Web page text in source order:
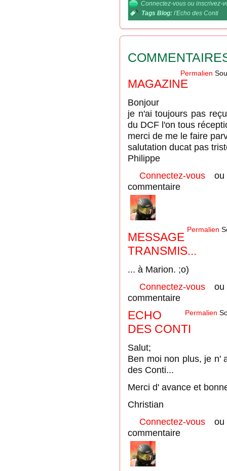
Connectez-vous ou inscrivez-
Tags Blog: l'Echo des Conti
Permalien
MAGAZINE
Bonjour
je n'ai toujours pas
du DCF l'on tous
merci de me le faire
salutation ducat pas
Philippe
Connectez-vous
commentaire
Permalien
MESSAGE
TRANSMIS...
... à Marion. ;o)
Connectez-vous
commentaire
Permalien
ECHO
DES CONTI
Salut;
Ben moi non plus, je n'
des Conti...
Merci d' avance et
Christian
Connectez-vous
commentaire